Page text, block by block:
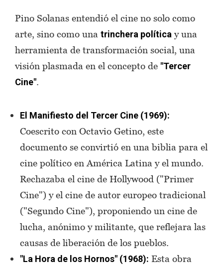
Pino Solanas entendió el cine no solo como
arte, sino como una trinchera política y una
herramienta de transformación social, una
visión plasmada en el concepto de "Tercer
Cine".
El Manifiesto del Tercer Cine (1969):
Coescrito con Octavio Getino, este
documento se convirtió en una biblia para el
cine político en América Latina y el mundo.
Rechazaba el cine de Hollywood ("Primer
Cine") y el cine de autor europeo tradicional
("Segundo Cine"), proponiendo un cine de
lucha, anónimo y militante, que reflejara las
causas de liberación de los pueblos.
"La Hora de los Hornos" (1968): Esta obra